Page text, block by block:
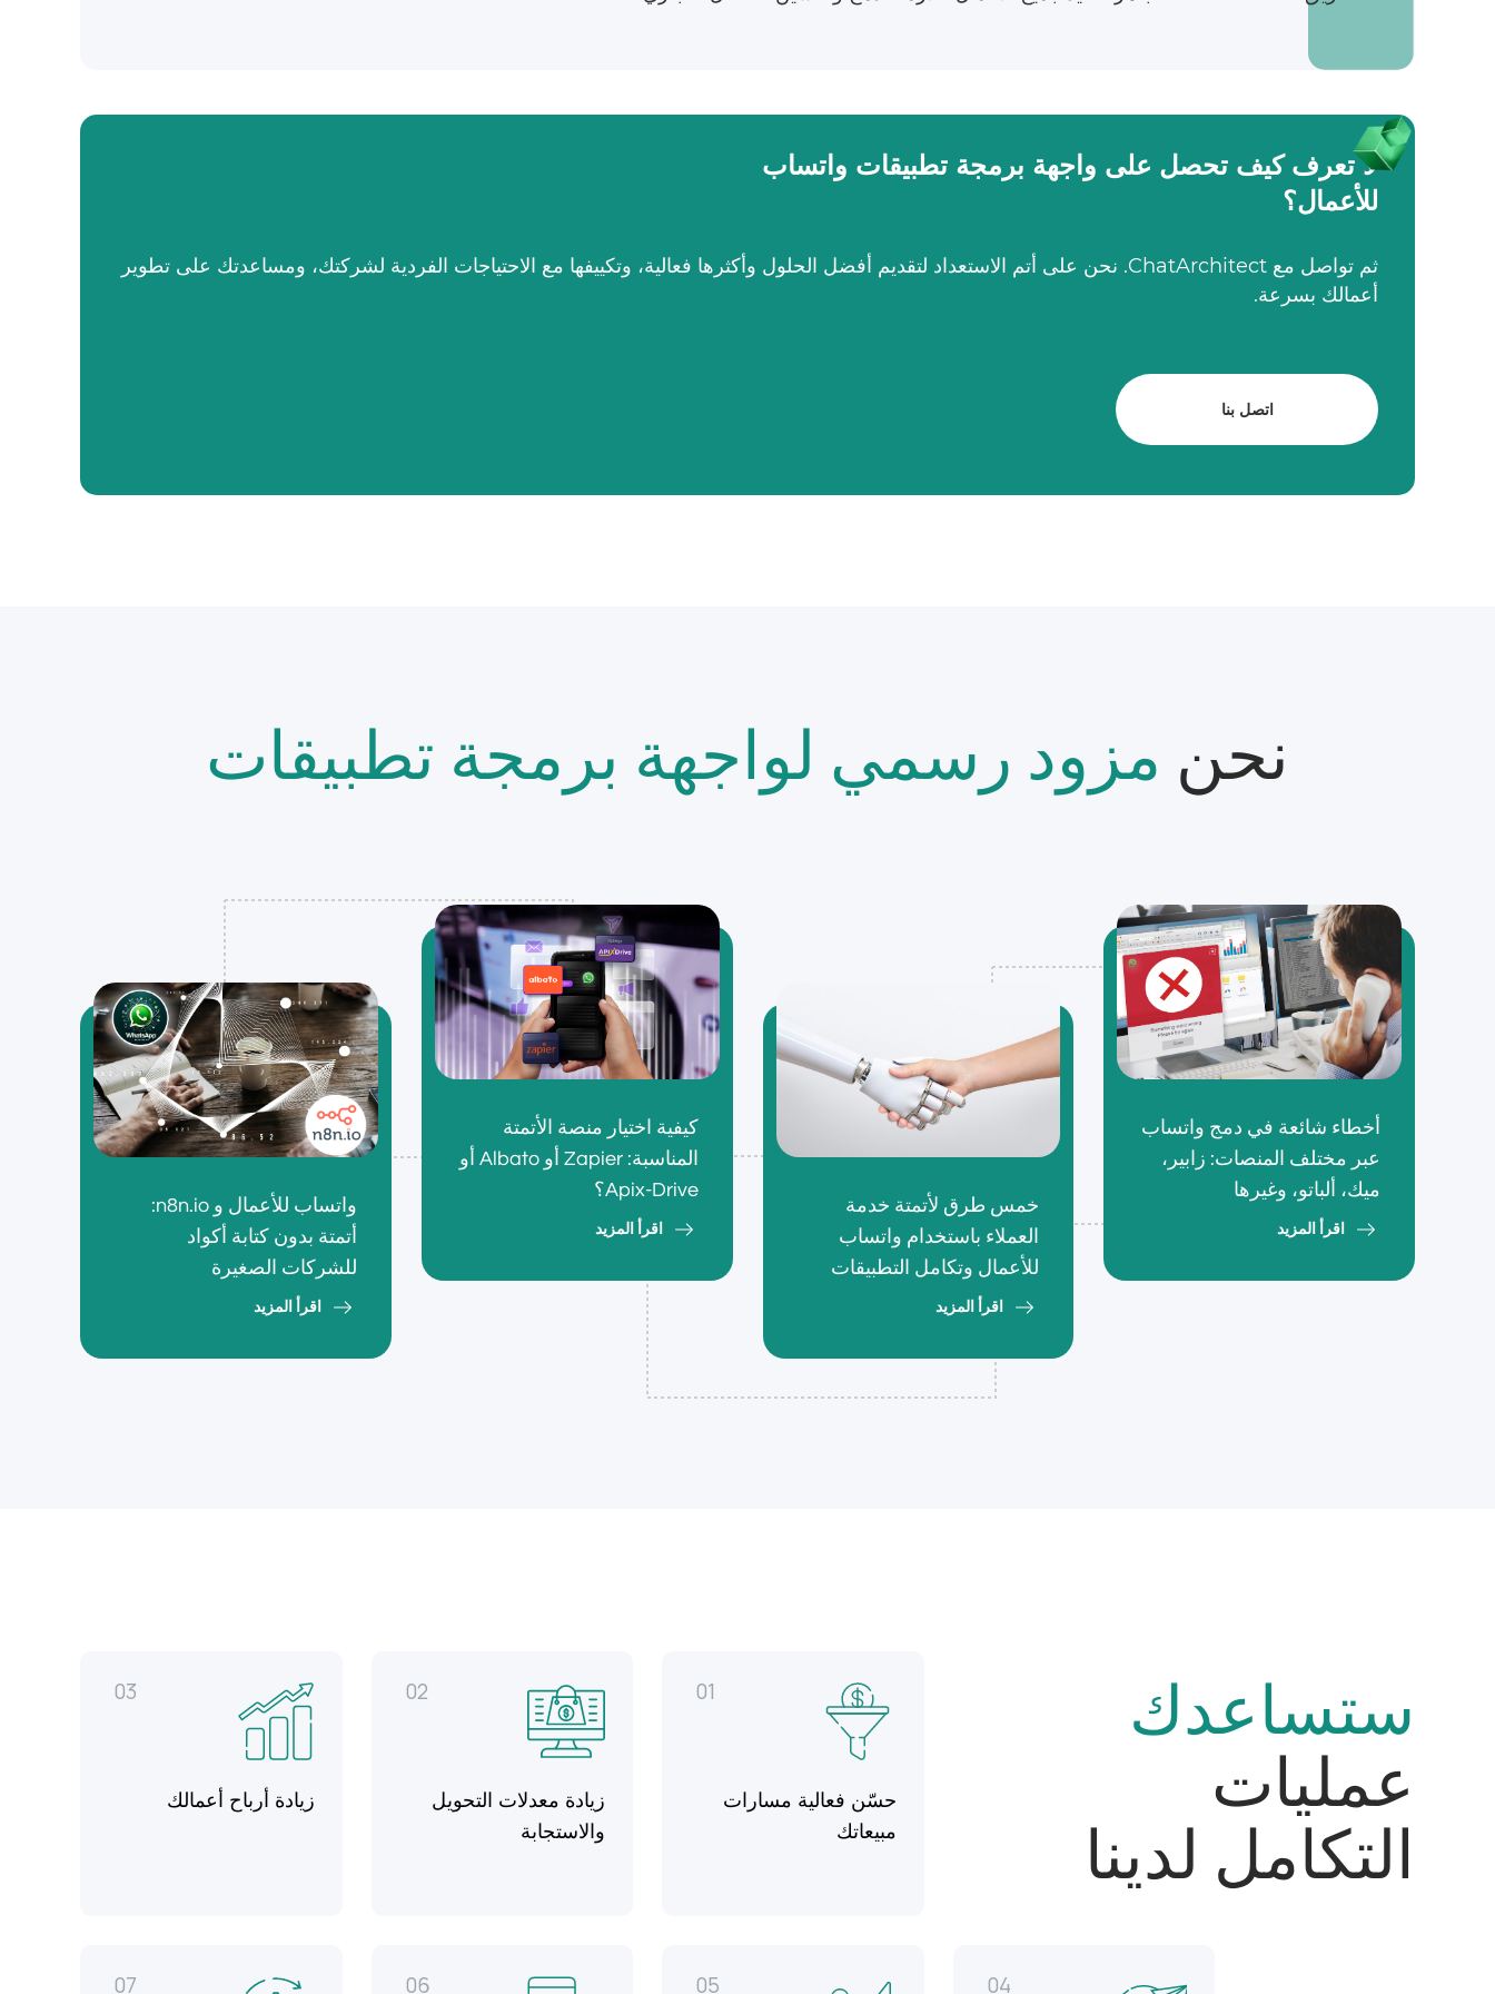
لا تعرف كيف تحصل على واجهة برمجة تطبيقات واتساب
للأعمال؟
ثم تواصل مع ChatArchitect. نحن على أتم الاستعداد لتقديم أفضل الحلول وأكثرها فعالية، وتكييفها مع الاحتياجات الفردية لشركتك، ومساعدتك على تطوير
أعمالك بسرعة.
اتصل بنا
نحن مزود رسمي لواجهة برمجة تطبيقات
أخطاء شائعة في دمج واتساب
عبر مختلف المنصات: زابير،
ميك، ألباتو، وغيرها
اقرأ المزيد
خمس طرق لأتمتة خدمة
العملاء باستخدام واتساب
للأعمال وتكامل التطبيقات
اقرأ المزيد
كيفية اختيار منصة الأتمتة
المناسبة: Zapier أو Albato أو
Apix-Drive؟
اقرأ المزيد
واتساب للأعمال و n8n.io:
أتمتة بدون كتابة أكواد
للشركات الصغيرة
اقرأ المزيد
ستساعدك
عمليات
التكامل لدينا
01
حسّن فعالية مسارات
مبيعاتك
02
زيادة معدلات التحويل
والاستجابة
03
زيادة أرباح أعمالك
04
05
06
07